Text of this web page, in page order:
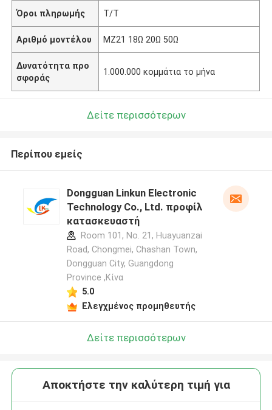
Όροι πληρωμής T/T
Αριθμό μοντέλου MZ21 18Ω 20Ω 50Ω
Δυνατότητα προ
σφοράς
1.000.000 κομμάτια το μήνα
Δείτε περισσότερων
Περίπου εμείς
Dongguan Linkun Electronic
Technology Co., Ltd. προφίλ
κατασκευαστή
Room 101, No. 21, Huayuanzai
Road, Chongmei, Chashan Town,
Dongguan City, Guangdong
Province ,Κίνα
5.0
Ελεγχμένος προμηθευτής
Δείτε περισσότερων
Αποκτήστε την καλύτερη τιμή για